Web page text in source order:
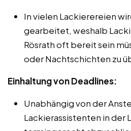
In vielen Lackierereien
gearbeitet, weshalb
Rösrath oft bereit sein
oder Nachtschichten zu
Einhaltung von Deadlines:
Unabhängig von der
Lackierassistenten in der